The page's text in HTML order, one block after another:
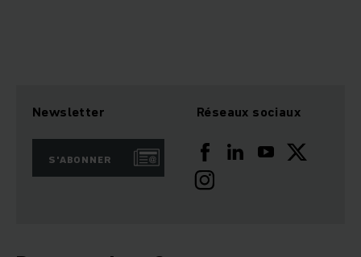
Newsletter
S'ABONNER
Réseaux sociaux